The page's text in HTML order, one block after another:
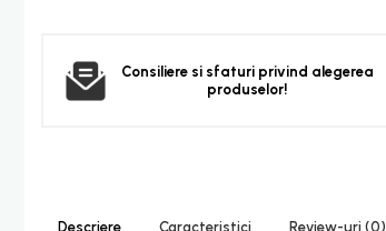
Aplica bec LED
Consiliere si sfaturi privind alegerea
produselor!
Descriere Caracteristici Review-uri (0)